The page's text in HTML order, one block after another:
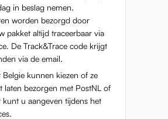
in beslag nemen.
worden bezorgd door
pakket altijd traceerbaar via
De Track&Trace code krijgt
via de email.
Belgie kunnen kiezen of ze
laten bezorgen met PostNL of
kunt u aangeven tijdens het